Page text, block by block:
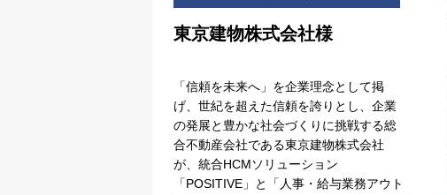
東京建物株式会社様
「信頼を未来へ」を企業理念として掲
げ、世紀を超えた信頼を誇りとし、企業
の発展と豊かな社会づくりに挑戦する総
合不動産会社である東京建物株式会社
が、統合HCMソリューション
「POSITIVE 」と「人事・給与業務アウト
不可欠な Cookie
パフォーマンス Cookie
ターゲティング Cookie